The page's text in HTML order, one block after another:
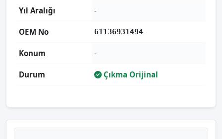
Yıl Aralığı -
OEM No 61136931494
Konum -
Durum Çıkma Orijinal